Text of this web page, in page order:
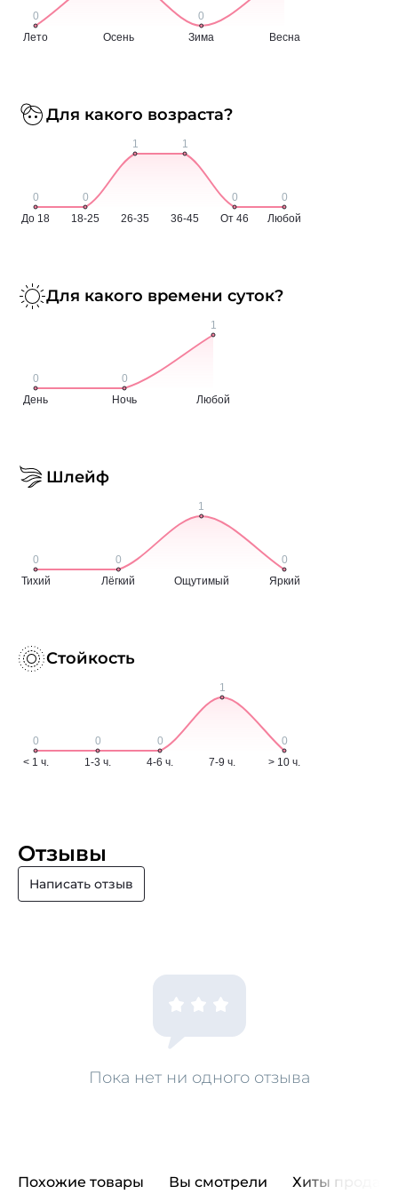
Для какого возраста?
Для какого времени суток?
Шлейф
Стойкость
Отзывы
Написать отзыв
Пока нет ни одного отзыва
Похожие товары Вы смотрели Хиты продаж